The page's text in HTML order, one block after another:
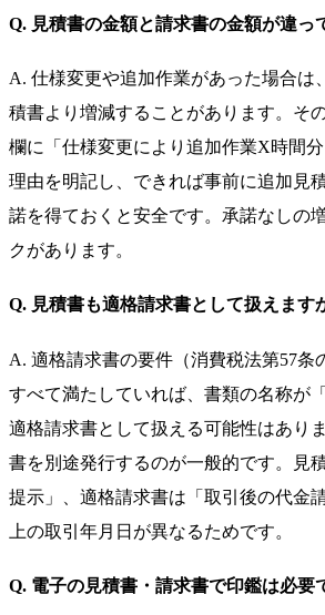
Q. 見積書の金額と請求書の金額が違っ
A. 仕様変更や追加作業があった場合は
積書より増減することがあります。そ
欄に「仕様変更により追加作業X時間
理由を明記し、できれば事前に追加見
諾を得ておくと安全です。承諾なしの
クがあります。
Q. 見積書も適格請求書として扱えます
A. 適格請求書の要件（消費税法第57条
すべて満たしていれば、書類の名称が
適格請求書として扱える可能性はあり
書を別途発行するのが一般的です。見
提示」、適格請求書は「取引後の代金
上の取引年月日が異なるためです。
Q. 電子の見積書・請求書で印鑑は必要